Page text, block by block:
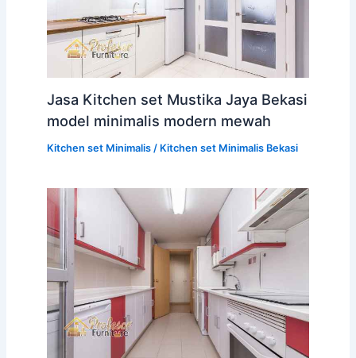
Jasa Kitchen set Mustika Jaya Bekasi
model minimalis modern mewah
Kitchen set Minimalis/ Kitchen set Minimalis Bekasi